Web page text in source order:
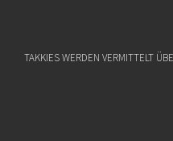
TAKKIES WERDEN VERMITTELT